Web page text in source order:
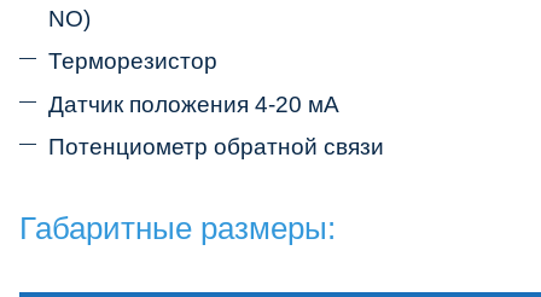
NO)
Терморезистор
Датчик положения 4-20 мА
Потенциометр обратной связи
Габаритные размеры: